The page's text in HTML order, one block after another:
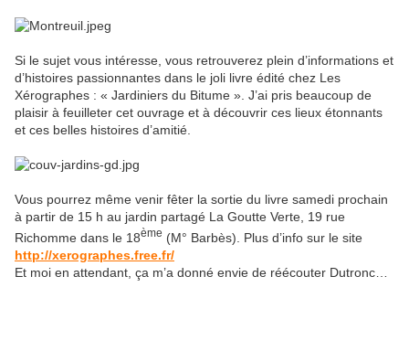
Si le sujet vous intéresse, vous retrouverez plein d’informations et
d’histoires passionnantes dans le joli livre édité chez Les
Xérographes : « Jardiniers du Bitume ». J’ai pris beaucoup de
plaisir à feuilleter cet ouvrage et à découvrir ces lieux étonnants
et ces belles histoires d’amitié.
Vous pourrez même venir fêter la sortie du livre samedi prochain
à partir de 15 h au jardin partagé La Goutte Verte, 19 rue
Richomme dans le 18ème (M° Barbès). Plus d’info sur le site
http://xerographes.free.fr/
Et moi en attendant, ça m’a donné envie de réécouter Dutronc…